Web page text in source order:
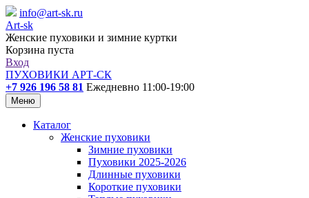
info@art-sk.ru
Art-sk
Женские пуховики и зимние куртки
Корзина пуста
Вход
ПУХОВИКИ АРТ-СК
+7 926 196 58 81 Ежедневно 11:00-19:00
Меню
Каталог
Женские пуховики
Зимние пуховики
Пуховики 2025-2026
Длинные пуховики
Короткие пуховики